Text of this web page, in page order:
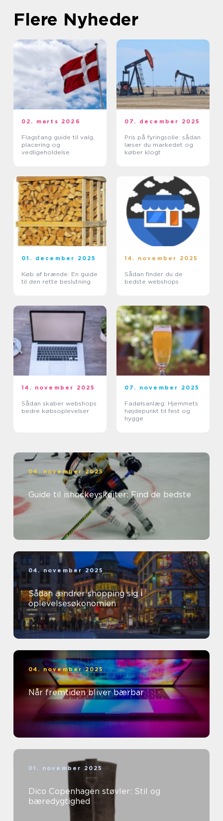
Flere Nyheder
02. marts 2026
Flagstang guide til valg,
placering og
vedligeholdelse
07. december 2025
Pris på fyringsolie: sådan
læser du markedet og
køber klogt
01. december 2025
Køb af brænde: En guide
til den rette beslutning
14. november 2025
Sådan finder du de
bedste webshops
14. november 2025
Sådan skaber webshops
bedre købsoplevelser
07. november 2025
Fadølsanlæg: Hjemmets
højdepunkt til fest og
hygge
04. november 2025
Guide til ishockeyskøjter: Find de bedste
04. november 2025
Sådan ændrer shopping sig i
oplevelsesøkonomien
04. november 2025
Når fremtiden bliver bærbar
01. november 2025
Dico Copenhagen støvler: Stil og
bæredygtighed